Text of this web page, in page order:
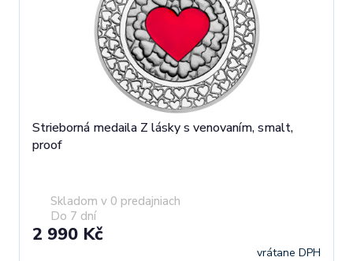
Strieborná medaila Z lásky s venovaním, smalt,
proof
Skladom v 0 predajniach
Do 7 dní
2 990 Kč
vrátane DPH